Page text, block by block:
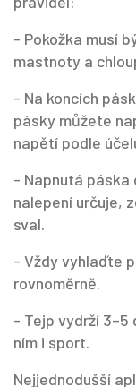
- Pokožka musí
mastnoty a
- Na koncích
pásky můžete
napětí podle
- Napnutá páska
nalepení určuje,
sval.
- Vždy vyhlaďte
rovnoměrně.
- Tejp vydrží 3–5
ním i sport.
Nejjednodušší